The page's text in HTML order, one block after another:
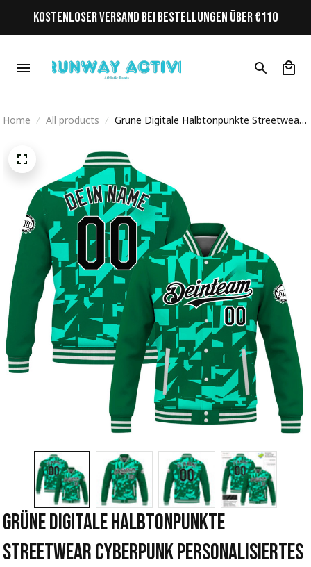
KOSTENLOSER VERSAND BEI BESTELLUNGEN ÜBER €110
Home All products
Grüne Digitale Halbtonpunkte Streetwear
Jacke
Grüne Digitale Halbtonpunkte
Streetwear Cyberpunk Personalisiertes